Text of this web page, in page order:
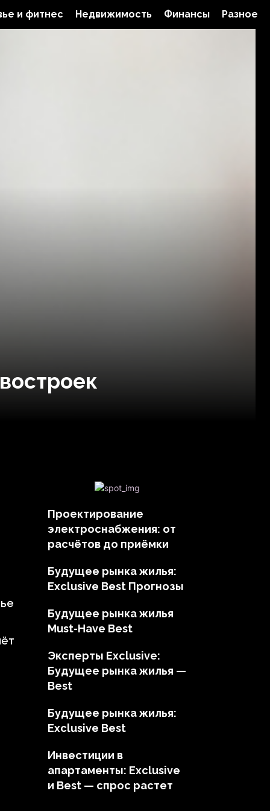
и фитнес Недвижимость Финансы Разное
Проектирование
электроснабжения: от
расчётов до приёмки
Будущее рынка жилья:
Exclusive Best Прогнозы
Будущее рынка жилья
Must-Have Best
Эксперты Exclusive:
Будущее рынка жилья —
Best
Будущее рынка жилья:
Exclusive Best
Инвестиции в
апартаменты: Exclusive
и Best — спрос растет